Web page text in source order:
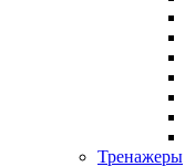
Тренажеры